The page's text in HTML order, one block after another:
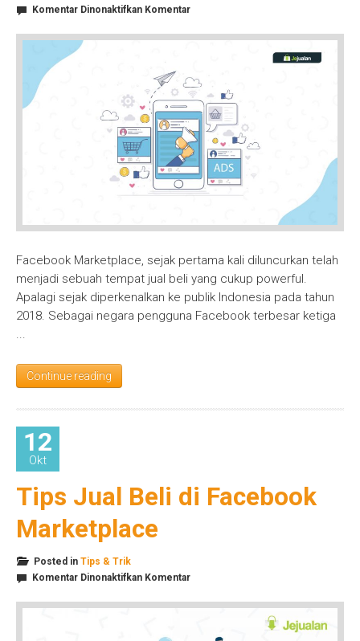
Komentar Dinonaktifkanpada
Beriklan
Facebook
Marketplace
Komentar
Facebook Marketplace, sejak pertama kali diluncurkan telah
menjadi sebuah tempat jual beli yang cukup powerful.
Apalagi sejak diperkenalkan ke publik Indonesia pada tahun
2018. Sebagai negara pengguna Facebook terbesar ketiga
...
Continue reading
12
Okt
Tips Jual Beli di Facebook
Marketplace
Posted in Tips & Trik
Komentar Dinonaktifkanpada
Jual
Komentar